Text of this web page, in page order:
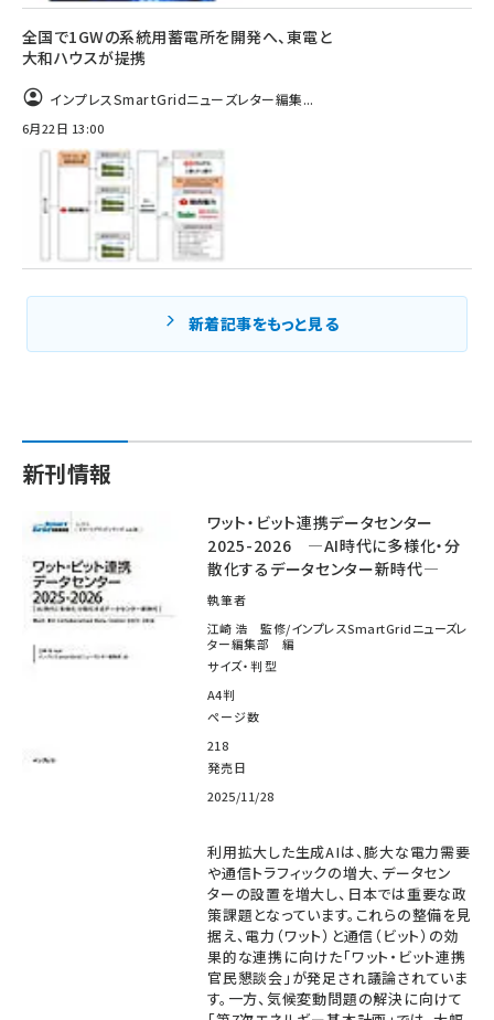
全国で1GWの系統用蓄電所を開発へ、東電と
大和ハウスが提携
インプレスSmartGridニューズレター編集...
6月22日 13:00
新着記事をもっと見る
新刊情報
ワット・ビット連携データセンター
2025-2026 ―AI時代に多様化・分
散化するデータセンター新時代―
執筆者
江崎 浩 監修/インプレスSmartGridニューズレ
ター編集部 編
サイズ・判型
A4判
ページ数
218
発売日
2025/11/28
利用拡大した生成AIは、膨大な電力需要
や通信トラフィックの増大、データセン
ターの設置を増大し、日本では重要な政
策課題となっています。これらの整備を見
据え、電力（ワット）と通信（ビット）の効
果的な連携に向けた「ワット・ビット連携
官民懇談会」が発足され議論されていま
す。一方、気候変動問題の解決に向けて